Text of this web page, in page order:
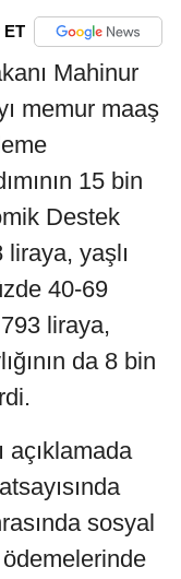
ET
Mahinur
memur maaş
15 bin
Destek
yaşlı
40-69
793 liraya,
da 8 bin
açıklamada
sosyal
ödemelerinde